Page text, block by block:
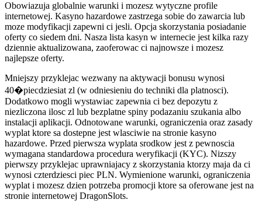
Obowiazuja globalnie warunki i mozesz wytyczne profile
internetowej. Kasyno hazardowe zastrzega sobie do zawarcia lub
moze modyfikacji zapewni ci jesli. Opcja skorzystania posiadanie
oferty co siedem dni. Nasza lista kasyn w internecie jest kilka razy
dziennie aktualizowana, zaoferowac ci najnowsze i mozesz
najlepsze oferty.
Mniejszy przyklejac wezwany na aktywacji bonusu wynosi
40�piecdziesiat zl (w odniesieniu do techniki dla platnosci).
Dodatkowo mogli wystawiac zapewnia ci bez depozytu z
niezliczona ilosc zl lub bezplatne spiny podazaniu szukania albo
instalacji aplikacji. Odnotowane warunki, ograniczenia oraz zasady
wyplat ktore sa dostepne jest wlasciwie na stronie kasyno
hazardowe. Przed pierwsza wyplata srodkow jest z pewnoscia
wymagana standardowa procedura weryfikacji (KYC). Nizszy
pierwszy przyklejac uprawniajacy z skorzystania ktorzy maja da ci
wynosi czterdziesci piec PLN. Wymienione warunki, ograniczenia
wyplat i mozesz dzien potrzeba promocji ktore sa oferowane jest na
stronie internetowej DragonSlots.